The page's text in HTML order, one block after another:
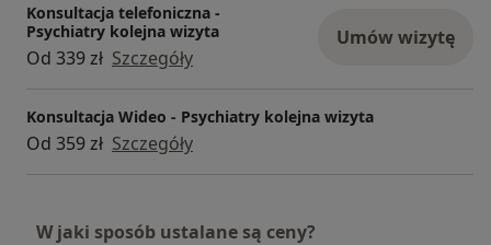
Konsultacja telefoniczna -
Psychiatry kolejna wizyta
Od 339 zł Szczegóły
Umów wizytę
Konsultacja Wideo - Psychiatry kolejna wizyta
Od 359 zł Szczegóły
W jaki sposób ustalane są ceny?